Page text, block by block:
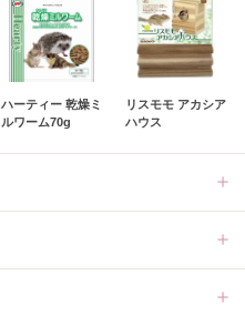
ハーティー 乾燥ミ
ルワーム70g
リスモモ アカシア
ハウス